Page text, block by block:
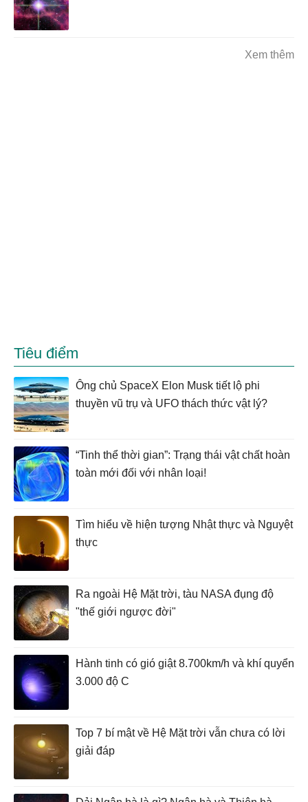
Xem thêm
Tiêu điểm
Ông chủ SpaceX Elon Musk tiết lộ phi
thuyền vũ trụ và UFO thách thức vật lý?
“Tinh thể thời gian”: Trạng thái vật chất hoàn
toàn mới đối với nhân loại!
Tìm hiểu về hiện tượng Nhật thực và Nguyệt
thực
Ra ngoài Hệ Mặt trời, tàu NASA đụng độ
"thế giới ngược đời"
Hành tinh có gió giật 8.700km/h và khí quyển
3.000 độ C
Top 7 bí mật về Hệ Mặt trời vẫn chưa có lời
giải đáp